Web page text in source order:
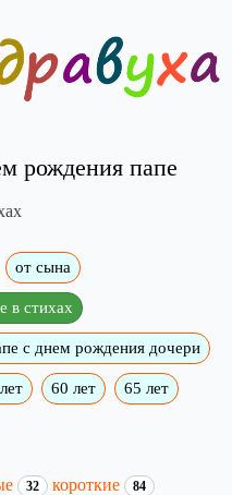
рождения папе
от сына
в стихах
с днем рождения дочери
60 лет 65 лет
32 короткие 84